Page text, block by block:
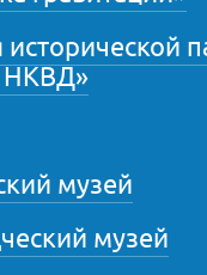
НКВД»
музей
музей